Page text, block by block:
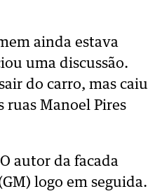
ainda estava
uma discussão.
do carro, mas caiu
ruas Manoel Pires
autor da facada
logo em seguida.